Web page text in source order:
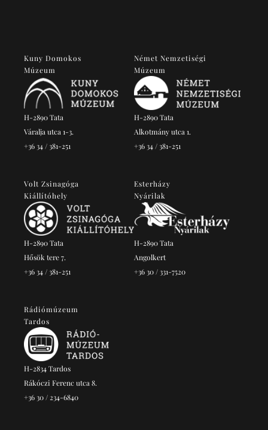
Kuny Domokos
Múzeum
H-2890 Tata
Váralja utca 1-3.
+36 34 / 381-251
Német Nemzetiségi
Múzeum
H-2890 Tata
Alkotmány utca 1.
+36 34 / 381-251
Volt Zsinagóga
Kiállítóhely
H-2890 Tata
Hősök tere 7.
+36 34 / 381-251
Esterházy
Nyárilak
H-2890 Tata
Angolkert
+36 30 / 331-7520
Rádiómúzeum
Tardos
H-2834 Tardos
Rákóczi Ferenc utca 8.
+36 30 / 234-6840